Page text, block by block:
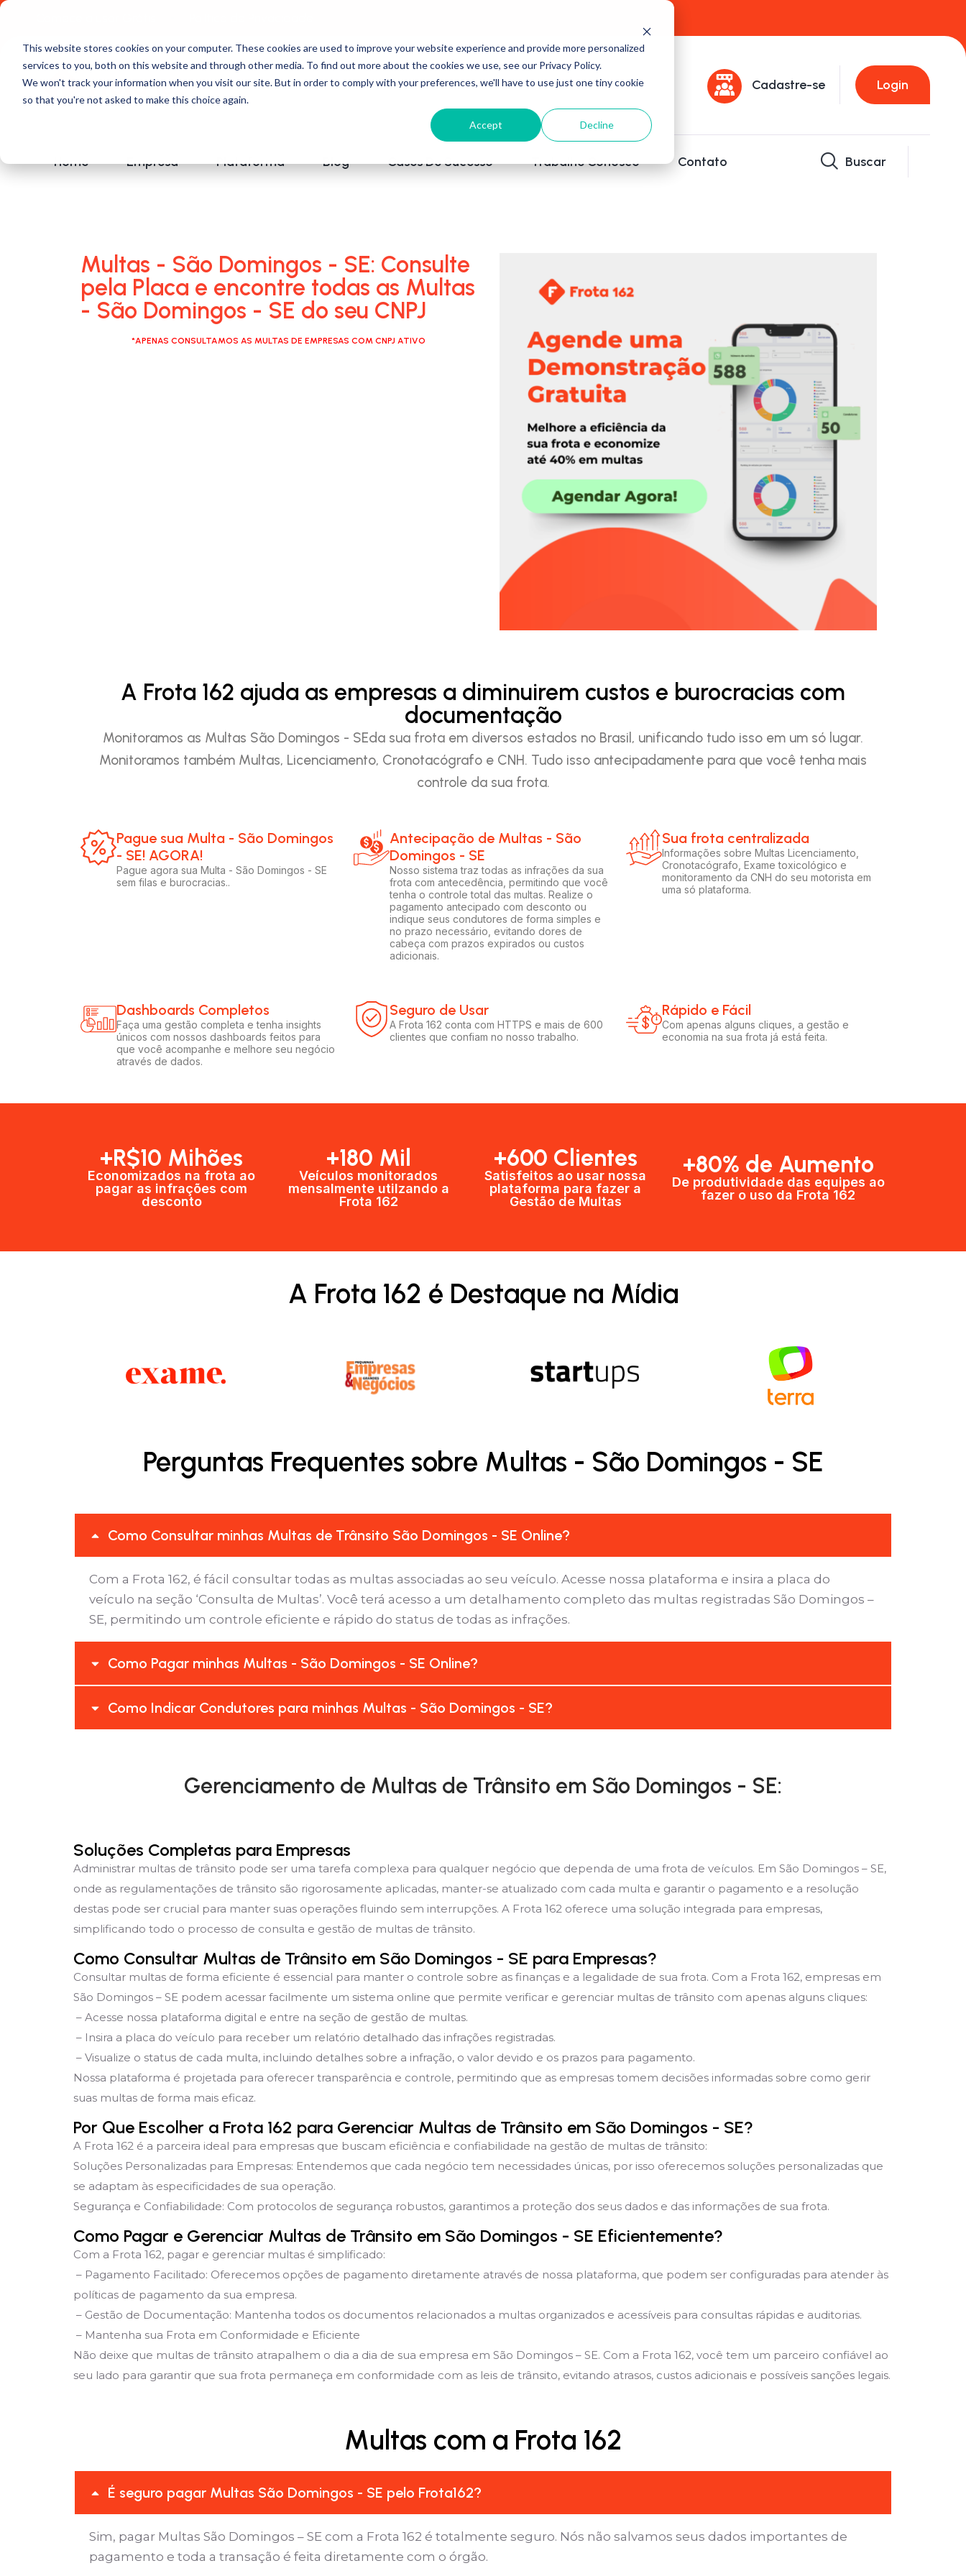
This website stores cookies on your computer. These cookies are used to improve your website experience and provide more personalized
services to you, both on this website and through other media. To find out more about the cookies we use, see our Privacy Policy.
We won't track your information when you visit our site. But in order to comply with your preferences, we'll have to use just one tiny cookie
so that you're not asked to make this choice again.
Accept Decline
Cadastre-se Login
Home Empresa Plataforma Blog Cases De Sucesso Trabalhe Conosco Contato Buscar
Multas - São Domingos - SE: Consulte
pela Placa e encontre todas as Multas
- São Domingos - SE do seu CNPJ
*APENAS CONSULTAMOS AS MULTAS DE EMPRESAS COM CNPJ ATIVO
A Frota 162 ajuda as empresas a diminuirem custos e burocracias com
documentação
Monitoramos as Multas São Domingos - SEda sua frota em diversos estados no Brasil, unificando tudo isso em um só lugar.
Monitoramos também Multas, Licenciamento, Cronotacógrafo e CNH. Tudo isso antecipadamente para que você tenha mais
controle da sua frota.
Pague sua Multa - São Domingos
- SE! AGORA!​
Pague agora sua Multa - São Domingos - SE
sem filas e burocracias..
Antecipação de Multas - São
Domingos - SE
Nosso sistema traz todas as infrações da sua
frota com antecedência, permitindo que você
tenha o controle total das multas. Realize o
pagamento antecipado com desconto ou
indique seus condutores de forma simples e
no prazo necessário, evitando dores de
cabeça com prazos expirados ou custos
adicionais.
Sua frota centralizada​
Informações sobre Multas Licenciamento,
Cronotacógrafo, Exame toxicológico e
monitoramento da CNH do seu motorista em
uma só plataforma.
Dashboards Completos​​
Faça uma gestão completa e tenha insights
únicos com nossos dashboards feitos para
que você acompanhe e melhore seu negócio
através de dados.
Seguro de Usar​
A Frota 162 conta com HTTPS e mais de 600
clientes que confiam no nosso trabalho.
Rápido e Fácil​
Com apenas alguns cliques, a gestão e
economia na sua frota já está feita.
+R$10 Mihões
Economizados na frota ao
pagar as infrações com
desconto
+180 Mil
Veículos monitorados
mensalmente utilzando a
Frota 162
+600 Clientes​
Satisfeitos ao usar nossa
plataforma para fazer a
Gestão de Multas​
+80% de Aumento
De produtividade das equipes ao
fazer o uso da Frota 162​
A Frota 162 é Destaque na Mídia
Perguntas Frequentes sobre Multas - São Domingos - SE
Como Consultar minhas Multas de Trânsito São Domingos - SE Online?
Com a Frota 162, é fácil consultar todas as multas associadas ao seu veículo. Acesse nossa plataforma e insira a placa do
veículo na seção ‘Consulta de Multas’. Você terá acesso a um detalhamento completo das multas registradas São Domingos –
SE, permitindo um controle eficiente e rápido do status de todas as infrações.
Como Pagar minhas Multas - São Domingos - SE Online?
Como Indicar Condutores para minhas Multas - São Domingos - SE?
Gerenciamento de Multas de Trânsito em São Domingos - SE:
Soluções Completas para Empresas
Administrar multas de trânsito pode ser uma tarefa complexa para qualquer negócio que dependa de uma frota de veículos. Em São Domingos – SE,
onde as regulamentações de trânsito são rigorosamente aplicadas, manter-se atualizado com cada multa e garantir o pagamento e a resolução
destas pode ser crucial para manter suas operações fluindo sem interrupções. A Frota 162 oferece uma solução integrada para empresas,
simplificando todo o processo de consulta e gestão de multas de trânsito.
Como Consultar Multas de Trânsito em São Domingos - SE para Empresas?
Consultar multas de forma eficiente é essencial para manter o controle sobre as finanças e a legalidade de sua frota. Com a Frota 162, empresas em
São Domingos – SE podem acessar facilmente um sistema online que permite verificar e gerenciar multas de trânsito com apenas alguns cliques:
– Acesse nossa plataforma digital e entre na seção de gestão de multas.
– Insira a placa do veículo para receber um relatório detalhado das infrações registradas.
– Visualize o status de cada multa, incluindo detalhes sobre a infração, o valor devido e os prazos para pagamento.
Nossa plataforma é projetada para oferecer transparência e controle, permitindo que as empresas tomem decisões informadas sobre como gerir
suas multas de forma mais eficaz.
Por Que Escolher a Frota 162 para Gerenciar Multas de Trânsito em São Domingos - SE?
A Frota 162 é a parceira ideal para empresas que buscam eficiência e confiabilidade na gestão de multas de trânsito:
Soluções Personalizadas para Empresas: Entendemos que cada negócio tem necessidades únicas, por isso oferecemos soluções personalizadas que
se adaptam às especificidades de sua operação.
Segurança e Confiabilidade: Com protocolos de segurança robustos, garantimos a proteção dos seus dados e das informações de sua frota.
Como Pagar e Gerenciar Multas de Trânsito em São Domingos - SE Eficientemente?
Com a Frota 162, pagar e gerenciar multas é simplificado:
– Pagamento Facilitado: Oferecemos opções de pagamento diretamente através de nossa plataforma, que podem ser configuradas para atender às
políticas de pagamento da sua empresa.
– Gestão de Documentação: Mantenha todos os documentos relacionados a multas organizados e acessíveis para consultas rápidas e auditorias.
– Mantenha sua Frota em Conformidade e Eficiente
Não deixe que multas de trânsito atrapalhem o dia a dia de sua empresa em São Domingos – SE. Com a Frota 162, você tem um parceiro confiável ao
seu lado para garantir que sua frota permaneça em conformidade com as leis de trânsito, evitando atrasos, custos adicionais e possíveis sanções legais.
Multas com a Frota 162
É seguro pagar Multas São Domingos - SE pelo Frota162?
Sim, pagar Multas São Domingos – SE com a Frota 162 é totalmente seguro. Nós não salvamos seus dados importantes de
pagamento e toda a transação é feita diretamente com o órgão.